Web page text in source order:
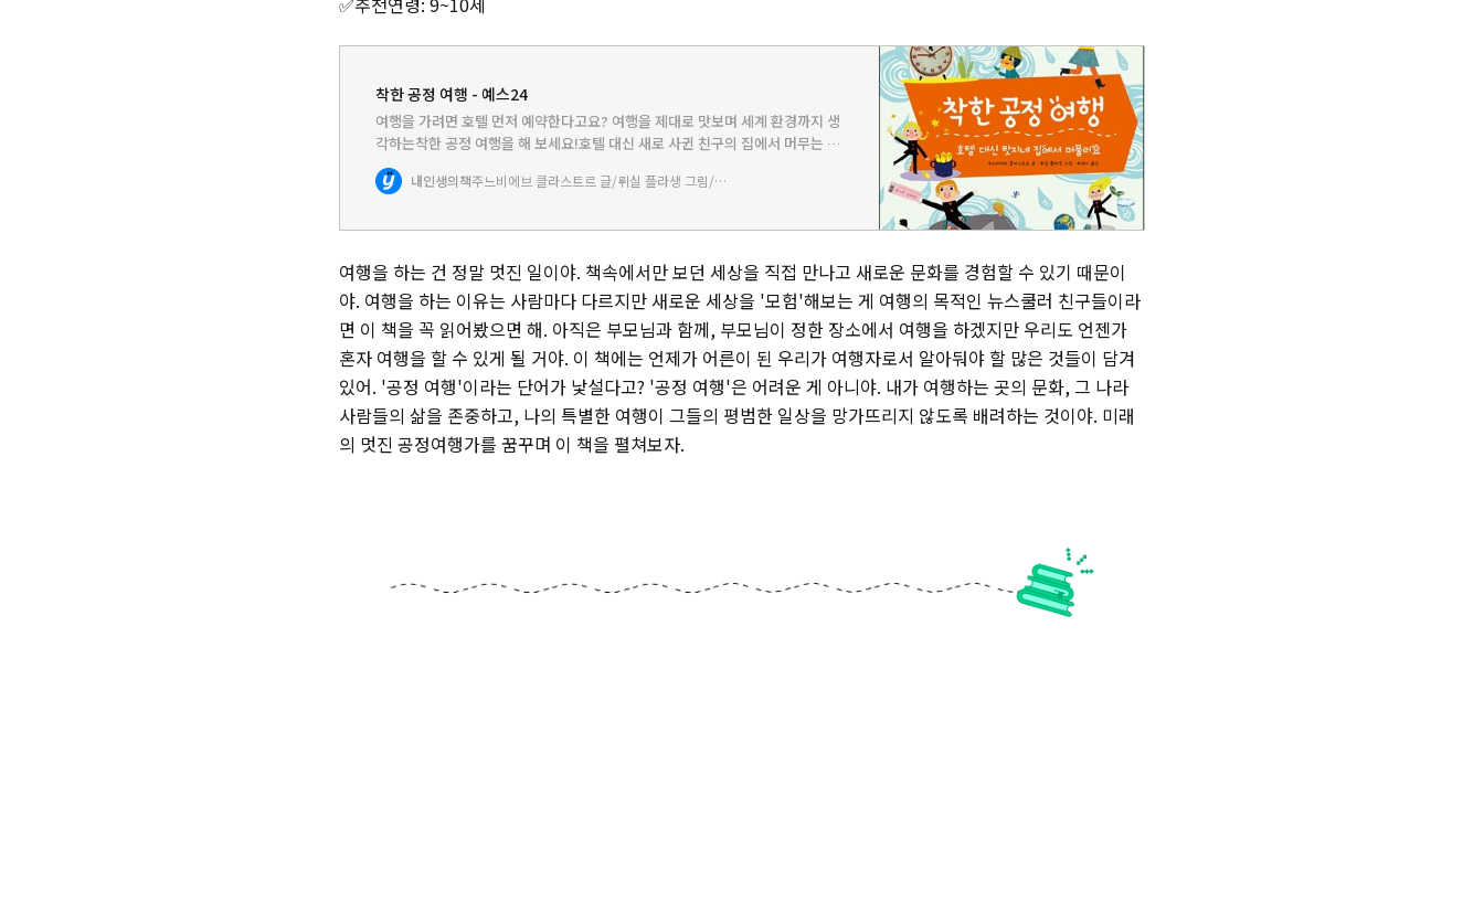
착한 공정 여행 - 예스24
여행을 가려면 호텔 먼저 예약한다고요? 여행을 제대로 맛보며 세계 환경까지 생
각하는착한 공정 여행을 해 보세요!호텔 대신 새로 사귄 친구의 집에서 머무는 건
어떨까요?지구촌 마을의 실생활과 문화를 접하며 모두와 하나 되는 관계 지향의
공정 여행여행이란 드넓은…
내인생의책 주느비에브 클라스트르 글/뤼실 플라생 그림/허보미 역
여행을 하는 건 정말 멋진 일이야. 책속에서만 보던 세상을 직접 만나고 새로운 문화를 경험할 수 있기 때문이
야. 여행을 하는 이유는 사람마다 다르지만 새로운 세상을 '모험'해보는 게 여행의 목적인 뉴스쿨러 친구들이라
면 이 책을 꼭 읽어봤으면 해. 아직은 부모님과 함께, 부모님이 정한 장소에서 여행을 하겠지만 우리도 언젠가
혼자 여행을 할 수 있게 될 거야. 이 책에는 언제가 어른이 된 우리가 여행자로서 알아둬야 할 많은 것들이 담겨
있어. '공정 여행'이라는 단어가 낯설다고? '공정 여행'은 어려운 게 아니야. 내가 여행하는 곳의 문화, 그 나라
사람들의 삶을 존중하고, 나의 특별한 여행이 그들의 평범한 일상을 망가뜨리지 않도록 배려하는 것이야. 미래
의 멋진 공정여행가를 꿈꾸며 이 책을 펼쳐보자.